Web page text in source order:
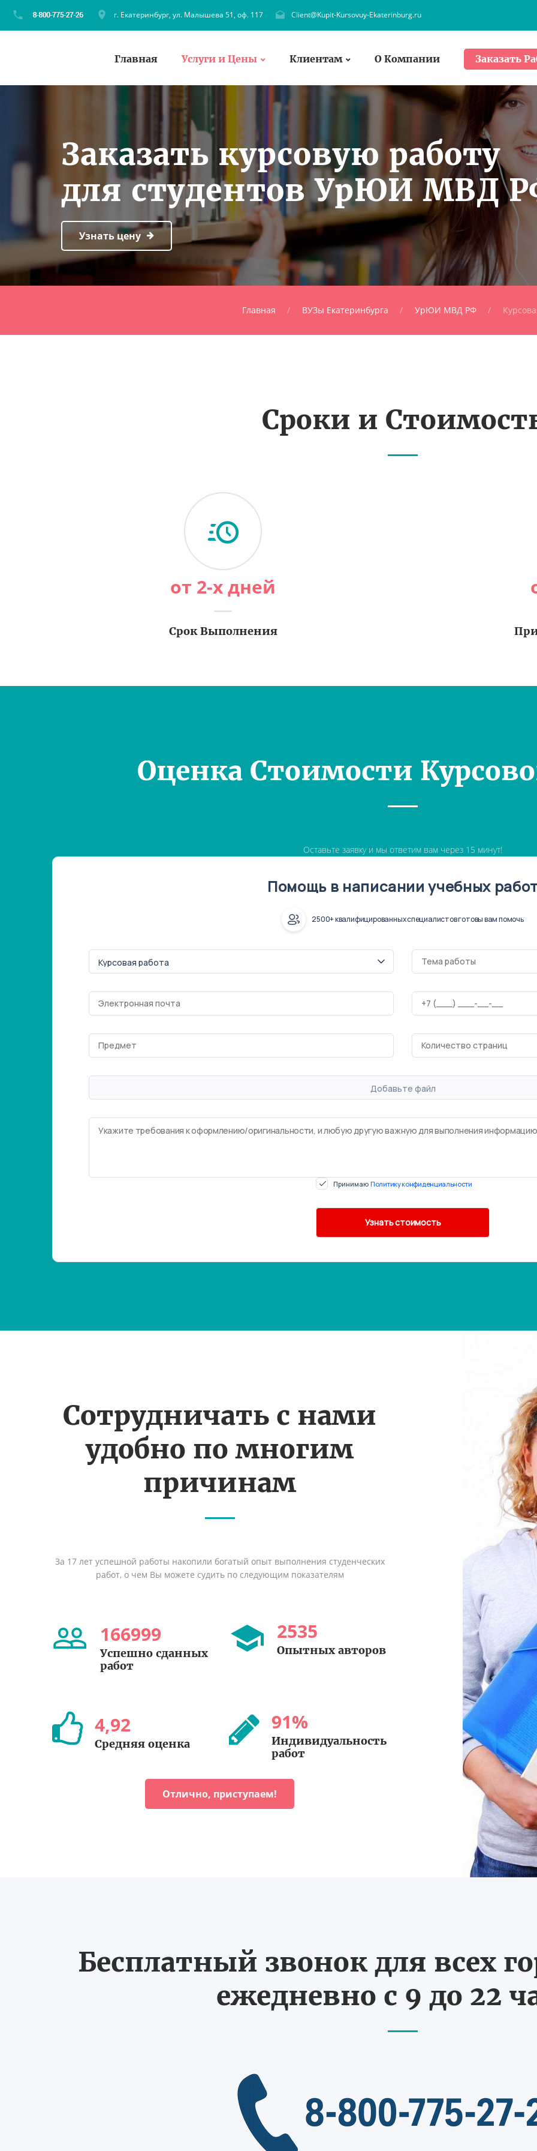
г. Екатеринбург, ул. Малышева 51, оф. 117 Client@Kupit-Kursovuy-Ekaterinburg.ru
Главная Услуги и Цены Клиентам О Компании Заказать
Заказать курсовую работу
для студентов УрЮИ МВД
Узнать цену
Главная ВУЗы Екатеринбурга УрЮИ МВД РФ
Сроки и
от 2-х дней
Срок Выполнения
Оценка Стоимости
Оставьте заявку и мы ответим вам через 15 минут!
Помощь в написании учебных
2500+ квалифицированных специалистов готовы вам помочь
Добавьте файл
Принимаю Политику конфиденциальности
Сотрудничать с нами
удобно по многим
причинам
За 17 лет успешной работы накопили богатый опыт выполнения студенческих
работ, о чем Вы можете судить по следующим показателям
166999
Успешно сданных
работ
2535
Опытных авторов
4,92
Средняя оценка
91%
Индивидуальность
работ
Отлично, приступаем!
Бесплатный звонок для всех
ежедневно с 9 до 22